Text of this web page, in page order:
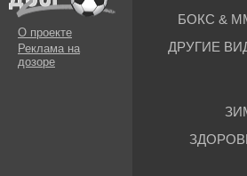
О проекте
Реклама на
дозоре
БОКС &
ДРУГИЕ